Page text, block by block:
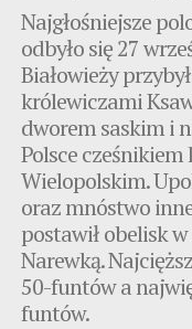
Najgłośniejsze
odbyło się 27
Białowieży
królewiczami
dworem saskim i
Polsce
Wielopolskim.
oraz mnóstwo
postawił obelisk
Narewką.
50-funtów a
funtów.